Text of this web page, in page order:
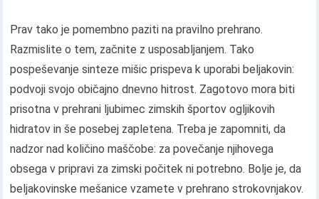
Prav tako je pomembno paziti na pravilno prehrano.
Razmislite o tem, začnite z usposabljanjem. Tako
pospeševanje sinteze mišic prispeva k uporabi beljakovin:
podvoji svojo običajno dnevno hitrost. Zagotovo mora biti
prisotna v prehrani ljubimec zimskih športov ogljikovih
hidratov in še posebej zapletena. Treba je zapomniti, da
nadzor nad količino maščobe: za povečanje njihovega
obsega v pripravi za zimski počitek ni potrebno. Bolje je, da
beljakovinske mešanice vzamete v prehrano strokovnjakov.